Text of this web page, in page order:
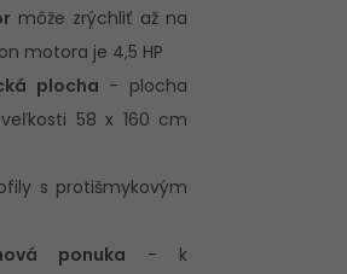
môže zrýchliť až na
motora je 4,5 HP
plocha - plocha
58 x 160 cm
s protišmykovým
ponuka - k